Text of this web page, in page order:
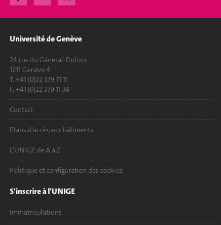
Université de Genève
24 rue du Général-Dufour
1211 Genève 4
T. +41 (0)22 379 71 11
F. +41 (0)22 379 11 34
Contact
Plans d'accès aux bâtiments
L'UNIGE de A à Z
Politique et configuration des cookies
S'inscrire à l'UNIGE
Immatriculations